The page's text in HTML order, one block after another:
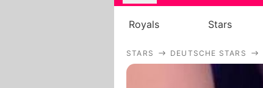
Royals Stars
STARS DEUTSCHE STARS